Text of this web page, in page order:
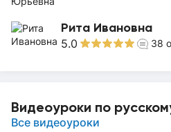
Рита Ивановна
5.0 38
Видеоуроки по
Все видеоуроки